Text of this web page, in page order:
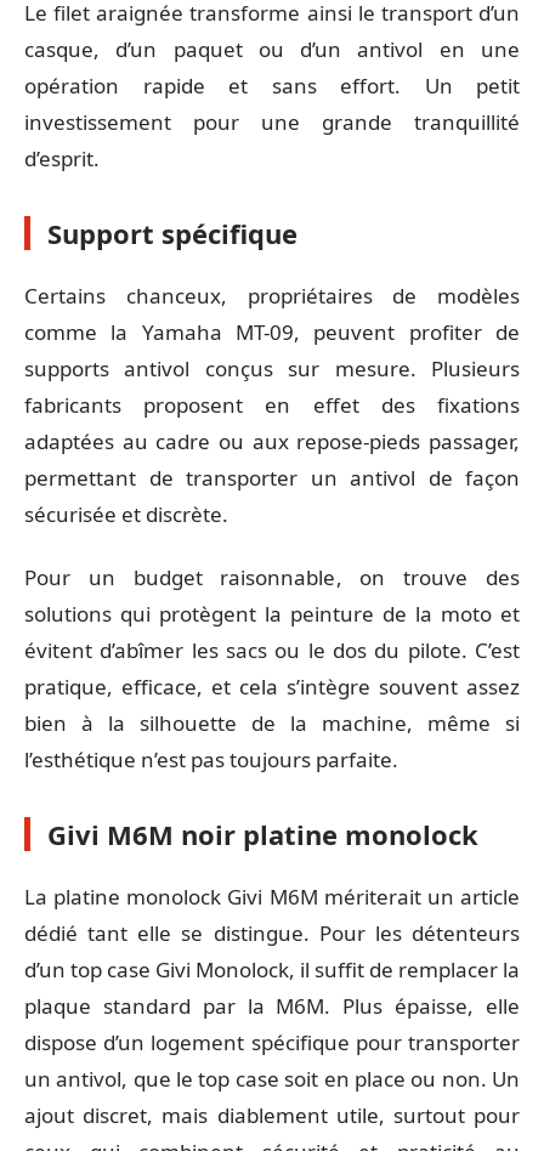
Le filet araignée transforme ainsi le transport d’un
casque, d’un paquet ou d’un antivol en une
opération rapide et sans effort. Un petit
investissement pour une grande tranquillité
d’esprit.
Support spécifique
Certains chanceux, propriétaires de modèles
comme la Yamaha MT-09, peuvent profiter de
supports antivol conçus sur mesure. Plusieurs
fabricants proposent en effet des fixations
adaptées au cadre ou aux repose-pieds passager,
permettant de transporter un antivol de façon
sécurisée et discrète.
Pour un budget raisonnable, on trouve des
solutions qui protègent la peinture de la moto et
évitent d’abîmer les sacs ou le dos du pilote. C’est
pratique, efficace, et cela s’intègre souvent assez
bien à la silhouette de la machine, même si
l’esthétique n’est pas toujours parfaite.
Givi M6M noir platine monolock
La platine monolock Givi M6M mériterait un article
dédié tant elle se distingue. Pour les détenteurs
d’un top case Givi Monolock, il suffit de remplacer la
plaque standard par la M6M. Plus épaisse, elle
dispose d’un logement spécifique pour transporter
un antivol, que le top case soit en place ou non. Un
ajout discret, mais diablement utile, surtout pour